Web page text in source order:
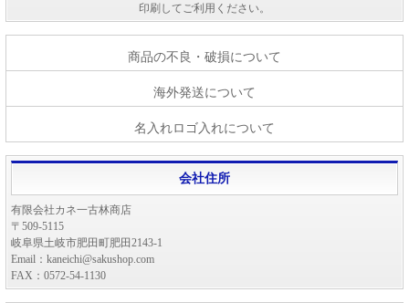
印刷してご利用ください。
商品の不良・破損について
海外発送について
名入れロゴ入れについて
会社住所
有限会社カネ一古林商店
〒509-5115
岐阜県土岐市肥田町肥田2143-1
Email：kaneichi@sakushop.com
FAX：0572-54-1130